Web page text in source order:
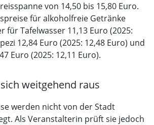
von 14,50 bis 15,80 Euro.
für alkoholfreie Getränke
für Tafelwasser 11,13 Euro (2025:
12,84 Euro (2025: 12,48 Euro) und
Euro (2025: 12,11 Euro).
weitgehend raus
werden nicht von der Stadt
Als Veranstalterin prüft sie jedoch